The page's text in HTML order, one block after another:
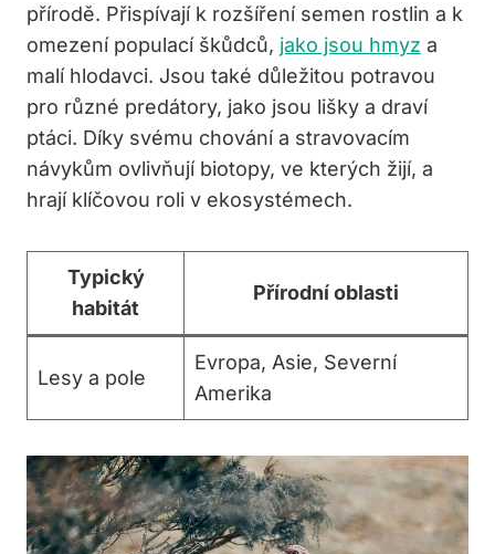
přírodě. Přispívají k rozšíření semen rostlin a k
omezení populací škůdců, jako jsou hmyz a
malí hlodavci. Jsou také důležitou potravou
pro různé predátory, jako jsou lišky a draví
ptáci. Díky svému chování a stravovacím
návykům ovlivňují biotopy, ve kterých žijí, a
hrají klíčovou roli v ekosystémech.
Typický
habitát
Přírodní oblasti
Lesy a pole
Evropa, Asie, Severní
Amerika